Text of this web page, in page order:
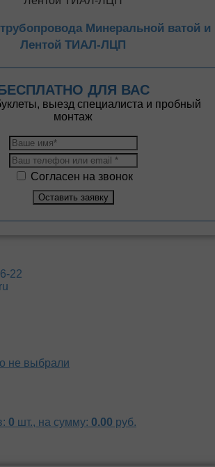
Минеральной ватой и
Лентой ТИАЛ-ЛЦП
ДЛЯ ВАС
выезд специалиста и пробный
монтаж
Согласен на звонок
22
не выбрали
0 шт., на сумму: 0.00 руб.